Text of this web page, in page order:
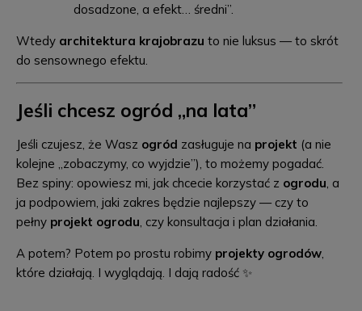
dosadzone, a efekt… średni”.
Wtedy architektura krajobrazu to nie luksus — to skrót
do sensownego efektu.
Jeśli chcesz ogród „na lata”
Jeśli czujesz, że Wasz ogród zasługuje na projekt (a nie
kolejne „zobaczymy, co wyjdzie”), to możemy pogadać.
Bez spiny: opowiesz mi, jak chcecie korzystać z ogrodu, a
ja podpowiem, jaki zakres będzie najlepszy — czy to
pełny projekt ogrodu, czy konsultacja i plan działania.
A potem? Potem po prostu robimy projekty ogrodów,
które działają. I wyglądają. I dają radość ✨